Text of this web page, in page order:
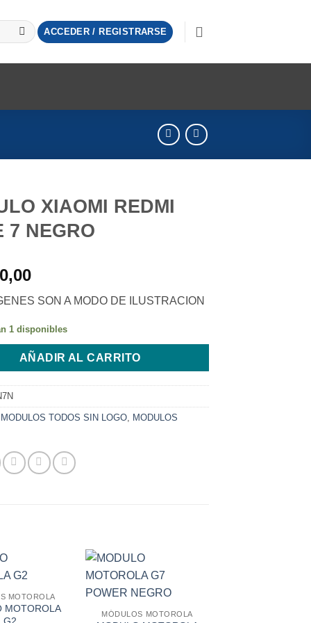
ACCEDER / REGISTRARSE
XIAOMI REDMI
7 NEGRO
SON A MODO DE ILUSTRACION
1 disponibles
AÑADIR AL CARRITO
MODULOS TODOS SIN LOGO, MODULOS
MOTOROLA
MOTOROLA
MÓDULOS MOTOROLA